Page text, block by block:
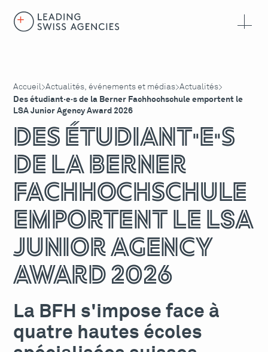
Accueil>Actualités, événements et médias>Actualités>
Des étudiant·e·s de la Berner Fachhochschule emportent le
LSA Junior Agency Award 2026
Des étudiant·e·s
de la Berner
Fachhochschule
emportent le LSA
Junior Agency
Award 2026
La BFH s'impose face à
quatre hautes écoles